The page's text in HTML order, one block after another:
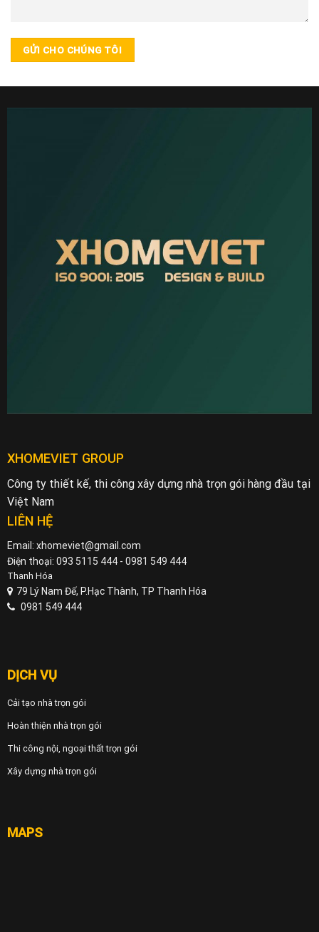
XHOMEVIET GROUP
Công ty thiết kế, thi công xây dựng nhà trọn gói hàng đầu tại
Việt Nam
LIÊN HỆ
Email: xhomeviet@gmail.com
Điện thoại: 093 5115 444 - 0981 549 444
Thanh Hóa
79 Lý Nam Đế, P.Hạc Thành, TP Thanh Hóa
0981 549 444
DỊCH VỤ
Cải tạo nhà trọn gói
Hoàn thiện nhà trọn gói
Thi công nội, ngoại thất trọn gói
Xây dựng nhà trọn gói
MAPS